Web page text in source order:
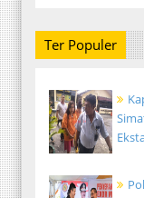
Ter Populer